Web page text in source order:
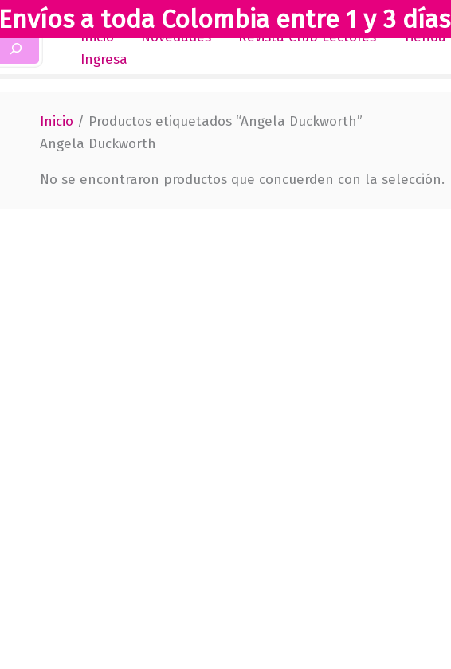
Envíos a toda Colombia entre 1 y 3 días
Inicio Novedades Revista Club Lectores Tienda
Ingresa
Inicio / Productos etiquetados “Angela Duckworth”
Angela Duckworth
No se encontraron productos que concuerden con la selección.